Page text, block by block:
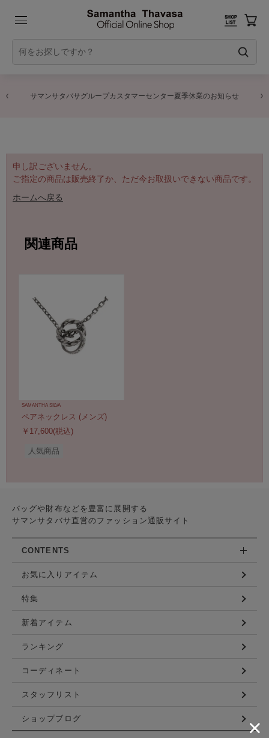
サマンサタバサグループカスタマーセンター夏季休業のお知らせ
申し訳ございません。
ご指定の商品は販売終了か、ただ今お取扱いできない商品です。
ホームへ戻る
関連商品
SAMANTHA SILVA
ペアネックレス (メンズ)
￥17,600(税込)
人気商品
バッグや財布などを豊富に展開する
サマンサタバサ直営のファッション通販サイト
CONTENTS
お気に入りアイテム
特集
新着アイテム
ランキング
コーディネート
スタッフリスト
ショップブログ